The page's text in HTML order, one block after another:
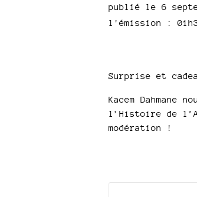
publié le 6
l'émission :
Surprise et
Kacem
l’Histoire de
modération !